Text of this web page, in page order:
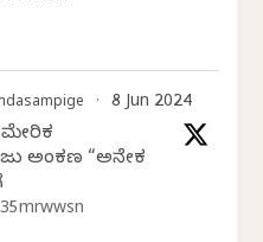
· 8 Jun 2024
ಅಂಕಣ “ಅನೇಕ